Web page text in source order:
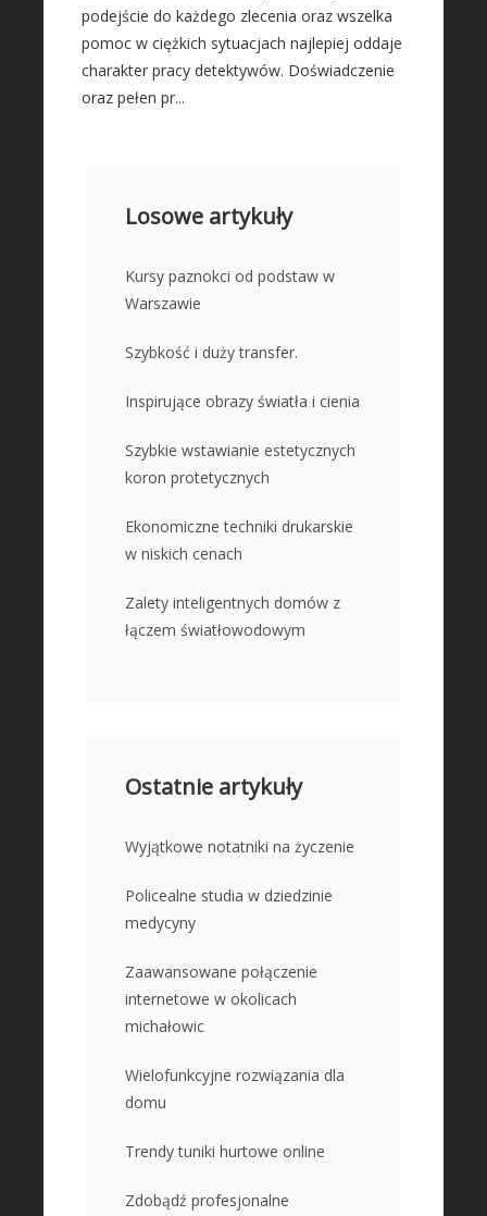
podejście do każdego zlecenia oraz wszelka
pomoc w ciężkich sytuacjach najlepiej oddaje
charakter pracy detektywów. Doświadczenie
oraz pełen pr...
Losowe artykuły
Kursy paznokci od podstaw w
Warszawie
Szybkość i duży transfer.
Inspirujące obrazy światła i cienia
Szybkie wstawianie estetycznych
koron protetycznych
Ekonomiczne techniki drukarskie
w niskich cenach
Zalety inteligentnych domów z
łączem światłowodowym
Ostatnie artykuły
Wyjątkowe notatniki na życzenie
Policealne studia w dziedzinie
medycyny
Zaawansowane połączenie
internetowe w okolicach
michałowic
Wielofunkcyjne rozwiązania dla
domu
Trendy tuniki hurtowe online
Zdobądź profesjonalne